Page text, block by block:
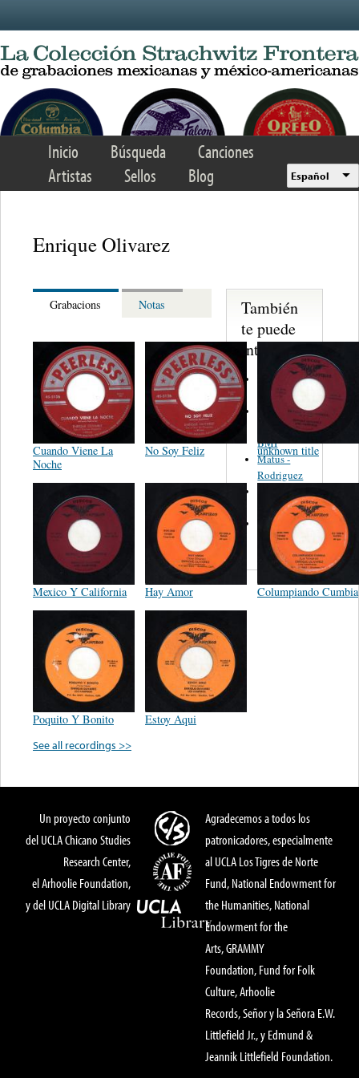
Inicio Búsqueda
Canciones
Artistas
Sellos Blog Español
Enrique Olivarez
Grabacions Notas
Cuando Viene La
Noche
No Soy Feliz unknown title
Mexico Y California Hay Amor Columpiando Cumbia
Poquito Y Bonito
Estoy Aqui
See all recordings >>
También
te puede
interesar...
Martinez,
Felipe
Performance
Music Co.
BMI
Matus -
Rodriguez
Dixon
Abreu -
Oliverira
Un proyecto conjunto
del UCLA Chicano Studies
Research Center,
el Arhoolie Foundation,
y del UCLA Digital Library
Agradecemos a todos los
patronicadores, especialmente
al UCLA Los Tigres de Norte
Fund, National Endowment for
the Humanities, National
Endowment for the
Arts, GRAMMY
Foundation, Fund for Folk
Culture, Arhoolie
Records, Señor y la Señora E.W.
Littlefield Jr., y Edmund &
Jeannik Littlefield Foundation.